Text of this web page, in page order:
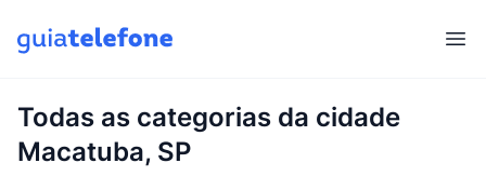
Todas as categorias da cidade
Macatuba, SP